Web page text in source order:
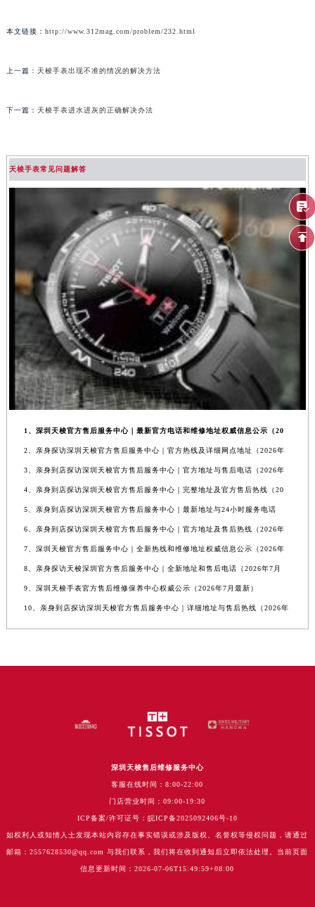
本文链接： http://www.312mag.com/problem/232.html
上一篇： 天梭手表出现不准的情况的解决方法
下一篇： 天梭手表进水进灰的正确解决办法
天梭手表常见问题解答
1、深圳天梭官方售后服务中心｜最新官方电话和维修地址权威信息公示（20
2、亲身探访深圳天梭官方售后服务中心｜官方热线及详细网点地址（2026年
3、亲身到店探访深圳天梭官方售后服务中心｜官方地址与售后电话（2026年
4、亲身到店探访深圳天梭官方售后服务中心｜完整地址及官方售后热线（20
5、亲身到店探访深圳天梭官方售后服务中心｜最新地址与24小时服务电话
6、亲身到店探访深圳天梭官方售后服务中心｜官方地址及售后热线（2026年
7、深圳天梭官方售后服务中心｜全新热线和维修地址权威信息公示（2026年
8、亲身探访天梭深圳官方售后服务中心｜全新地址和售后电话（2026年7月
9、深圳天梭手表官方售后维修保养中心权威公示（2026年7月最新）
10、亲身到店探访深圳天梭官方售后服务中心｜详细地址与售后热线（2026年
深圳天梭售后维修服务中心
客服在线时间：8:00-22:00
门店营业时间：09:00-19:30
ICP备案/许可证号：皖ICP备2025092406号-10
如权利人或知情人士发现本站内容存在事实错误或涉及版权、名誉权等侵权问题，请通过
邮箱：2557628530@qq.com 与我们联系，我们将在收到通知后立即依法处理。当前页面
信息更新时间：2026-07-06T15:49:59+08:00